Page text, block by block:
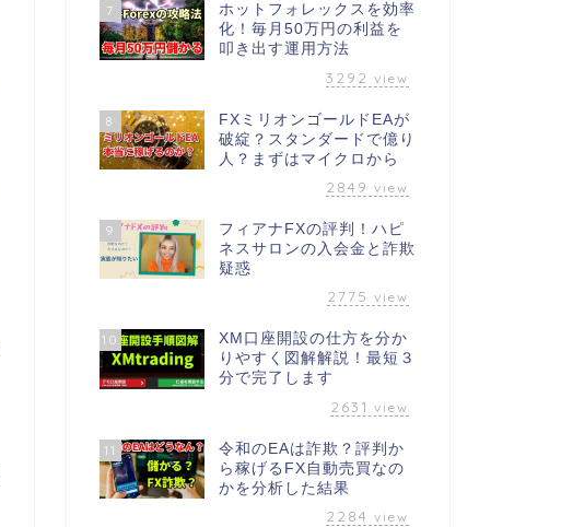
7
ホットフォレックスを効率
化！毎月50万円の利益を
叩き出す運用方法
3292 view
8
FXミリオンゴールドEAが
破綻？スタンダードで億り
人？まずはマイクロから
2849 view
9
フィアナFXの評判！ハピ
ネスサロンの入会金と詐欺
疑惑
2775 view
10
XM口座開設の仕方を分か
りやすく図解解説！最短３
分で完了します
2631 view
11
令和のEAは詐欺？評判か
ら稼げるFX自動売買なの
かを分析した結果
2284 view